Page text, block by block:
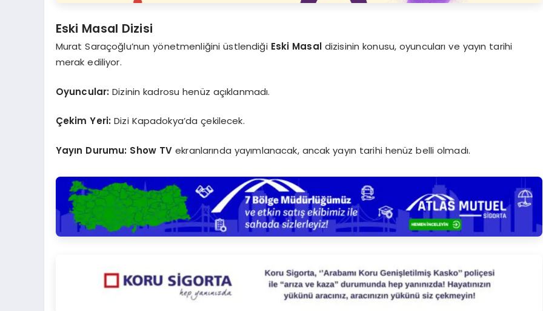
Eski Masal Dizisi
Murat Saraçoğlu’nun yönetmenliğini üstlendiği Eski Masaldizisinin konusu, oyuncuları ve yayın tarihi
merak ediliyor.
Oyuncular: Dizinin kadrosu henüz açıklanmadı.
Çekim Yeri: Dizi Kapadokya’da çekilecek.
Yayın Durumu: Show TV ekranlarında yayımlanacak, ancak yayın tarihi henüz belli olmadı.